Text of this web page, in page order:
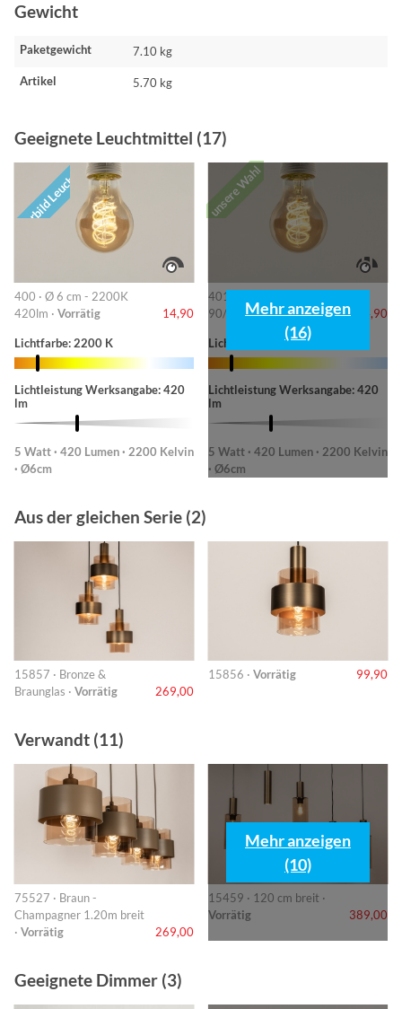
Gewicht
Paketgewicht 7.10 kg
Artikel 5.70 kg
Geeignete Leuchtmittel (17)
Vorbild Leuchte
400 · Ø 6 cm - 2200K
420lm · Vorrätig 14,90
Lichtfarbe: 2200 K
Lichtleistung Werksangabe: 420
lm
5 Watt · 420 Lumen · 2200 Kelvin
· Ø6cm
unsere Wahl
401 · 6cm-2200K
90/220/420lm ·Vorrätig 14,90
Lichtfarbe: 2200 K
Lichtleistung Werksangabe: 420
lm
5 Watt · 420 Lumen · 2200 Kelvin
· Ø6cm
Mehr anzeigen
(16)
Aus der gleichen Serie (2)
15857 · Bronze &
Braunglas · Vorrätig 269,00
15856 · Vorrätig 99,90
Verwandt (11)
75527 · Braun -
Champagner 1.20m breit
· Vorrätig 269,00
15459 · 120 cm breit ·
Vorrätig
389,00
Mehr anzeigen
(10)
Geeignete Dimmer (3)